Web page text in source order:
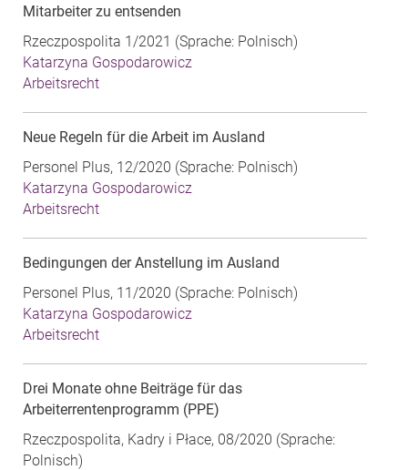
Mitarbeiter zu entsenden
Rzeczpospolita 1/2021 (Sprache: Polnisch)
Katarzyna Gospodarowicz
Arbeitsrecht
Neue Regeln für die Arbeit im Ausland
Personel Plus, 12/2020 (Sprache: Polnisch)
Katarzyna Gospodarowicz
Arbeitsrecht
Bedingungen der Anstellung im Ausland
Personel Plus, 11/2020 (Sprache: Polnisch)
Katarzyna Gospodarowicz
Arbeitsrecht
Drei Monate ohne Beiträge für das
Arbeiterrentenprogramm (PPE)
Rzeczpospolita, Kadry i Płace, 08/2020 (Sprache:
Polnisch)